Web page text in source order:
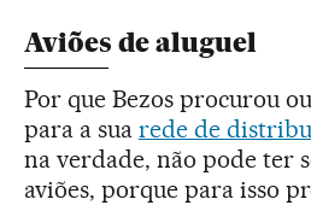
Aviões de aluguel
Por que Bezos procurou
para a sua rede de
na verdade, não pode ter
aviões, porque para isso